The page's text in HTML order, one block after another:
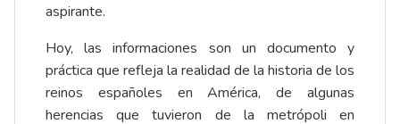
aspirante.
Hoy, las informaciones son un documento y
práctica que refleja la realidad de la historia de los
reinos españoles en América, de algunas
herencias que tuvieron de la metrópoli en